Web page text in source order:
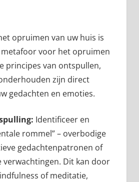
opruimen van uw huis is
voor het opruimen
principes van ontspullen,
zijn direct
gedachten en emoties.
Identificeer en
rommel” – overbodige
gedachtenpatronen of
verwachtingen. Dit kan door
of meditatie,